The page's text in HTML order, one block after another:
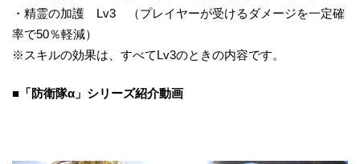
・精霊の加護 Lv3 （プレイヤーが受けるダメージを一定確
率で50％軽減）
※スキルの効果は、すべてLv3のときの内容です。
■「防衛隊α」シリーズ紹介動画